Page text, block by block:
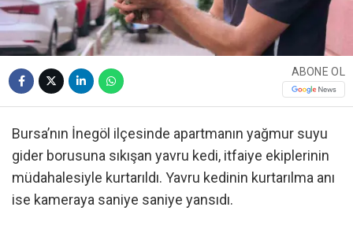
ABONE OL
Bursa’nın İnegöl ilçesinde apartmanın yağmur suyu
gider borusuna sıkışan yavru kedi, itfaiye ekiplerinin
müdahalesiyle kurtarıldı. Yavru kedinin kurtarılma anı
ise kameraya saniye saniye yansıdı.